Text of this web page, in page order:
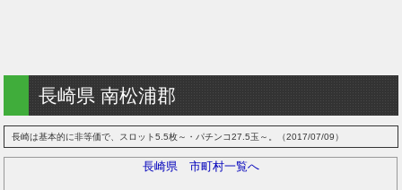
長崎県 南松浦郡
長崎は基本的に非等価で、スロット5.5枚～・パチンコ27.5玉～。（2017/07/09）
長崎県 市町村一覧へ